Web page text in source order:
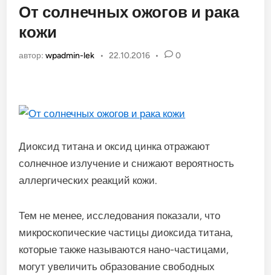
От солнечных ожогов и рака
кожи
автор:wpadmin-lek • 22.10.2016 • 0
Диоксид титана и оксид цинка отражают
солнечное излучение и снижают вероятность
аллергических реакций кожи.
Тем не менее, исследования показали, что
микроскопические частицы диоксида титана,
которые также называются нано-частицами,
могут увеличить образование свободных